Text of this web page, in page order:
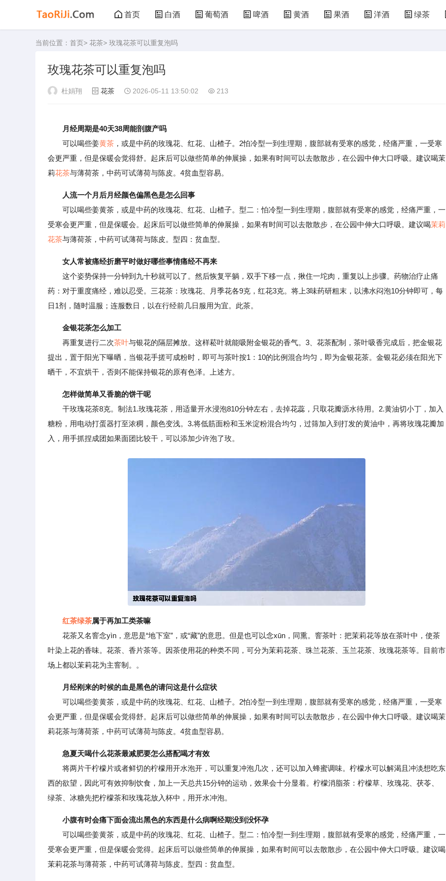
首页 白酒 葡萄酒 啤酒 黄酒 果酒 洋酒 绿茶
黑茶 花茶
当前位置： 首页> 花茶> 玫瑰花茶可以重复泡吗
玫瑰花茶可以重复泡吗
杜娟翔 花茶 2026-05-11 13:50:02 213
月经周期是40天38周能剖腹产吗
可以喝些姜黄茶 ，或是中药的玫瑰花、红花、山楂子。2怕冷型一到生理期，腹部就有受寒的感觉，经痛严重，一受寒
会更严重，但是保暖会觉得舒。起床后可以做些简单的伸展操，如果有时间可以去散散步，在公园中伸大口呼吸。建议喝茉
莉花茶与薄荷茶，中药可试薄荷与陈皮。4贫血型容易。
人流一个月后月经颜色偏黑色是怎么回事
可以喝些姜黄茶，或是中药的玫瑰花、红花、山楂子。型二：怕冷型一到生理期，腹部就有受寒的感觉，经痛严重，一
受寒会更严重，但是保暖会。起床后可以做些简单的伸展操，如果有时间可以去散散步，在公园中伸大口呼吸。建议喝茉莉
花茶与薄荷茶，中药可试薄荷与陈皮。型四：贫血型。
女人常被痛经折磨平时做好哪些事情痛经不再来
这个姿势保持一分钟到九十秒就可以了。然后恢复平躺，双手下移一点，揪住一坨肉，重复以上步骤。药物治疗止痛
药：对于重度痛经，难以忍受。三花茶：玫瑰花、月季花各9克，红花3克。将上3味药研粗末，以沸水闷泡10分钟即可，每
日1剂，随时温服；连服数日，以在行经前几日服用为宜。此茶。
金银花茶怎么加工
再重复进行二次茶叶与银花的隔层摊放。这样菘叶就能吸附金银花的香气。3、花茶配制，茶叶吸香完成后，把金银花
提出，置于阳光下曝晒，当银花手搓可成粉时，即可与茶叶按1：10的比例混合均匀，即为金银花茶。金银花必须在阳光下
晒干，不宜烘干，否则不能保持银花的原有色泽。上述方。
怎样做简单又香脆的饼干呢
干玫瑰花茶8克。制法1.玫瑰花茶，用适量开水浸泡810分钟左右，去掉花蕊，只取花瓣沥水待用。2.黄油切小丁，加入
糖粉，用电动打蛋器打至浓稠，颜色变浅。3.将低筋面粉和玉米淀粉混合均匀，过筛加入到打发的黄油中，再将玫瑰花瓣加
入，用手抓捏成团如果面团比较干，可以添加少许泡了玫。
红茶绿茶属于再加工类茶嘛
花茶又名窨念yìn，意思是“地下室”，或“藏”的意思。但是也可以念xūn，同熏。窨茶叶：把茉莉花等放在茶叶中，使茶
叶染上花的香味。花茶、香片茶等。因茶使用花的种类不同，可分为茉莉花茶、珠兰花茶、玉兰花茶、玫瑰花茶等。目前市
场上都以茉莉花为主窨制。。
月经刚来的时候的血是黑色的请问这是什么症状
可以喝些姜黄茶，或是中药的玫瑰花、红花、山楂子。2怕冷型一到生理期，腹部就有受寒的感觉，经痛严重，一受寒
会更严重，但是保暖会觉得舒。起床后可以做些简单的伸展操，如果有时间可以去散散步，在公园中伸大口呼吸。建议喝茉
莉花茶与薄荷茶，中药可试薄荷与陈皮。4贫血型容易。
急夏天喝什么花茶最减肥要怎么搭配喝才有效
将两片干柠檬片或者鲜切的柠檬用开水泡开，可以重复冲泡几次，还可以加入蜂蜜调味。柠檬水可以解渴且冲淡想吃东
西的欲望，因此可有效抑制饮食，加上一天总共15分钟的运动，效果会十分显着。柠檬消脂茶：柠檬草、玫瑰花、茯苓、
绿茶、冰糖先把柠檬茶和玫瑰花放入杯中，用开水冲泡。
小腹有时会痛下面会流出黑色的东西是什么病啊经期没到没怀孕
可以喝些姜黄茶，或是中药的玫瑰花、红花、山楂子。型二：怕冷型一到生理期，腹部就有受寒的感觉，经痛严重，一
受寒会更严重，但是保暖会觉得。起床后可以做些简单的伸展操，如果有时间可以去散散步，在公园中伸大口呼吸。建议喝
茉莉花茶与薄荷茶，中药可试薄荷与陈皮。型四：贫血型。